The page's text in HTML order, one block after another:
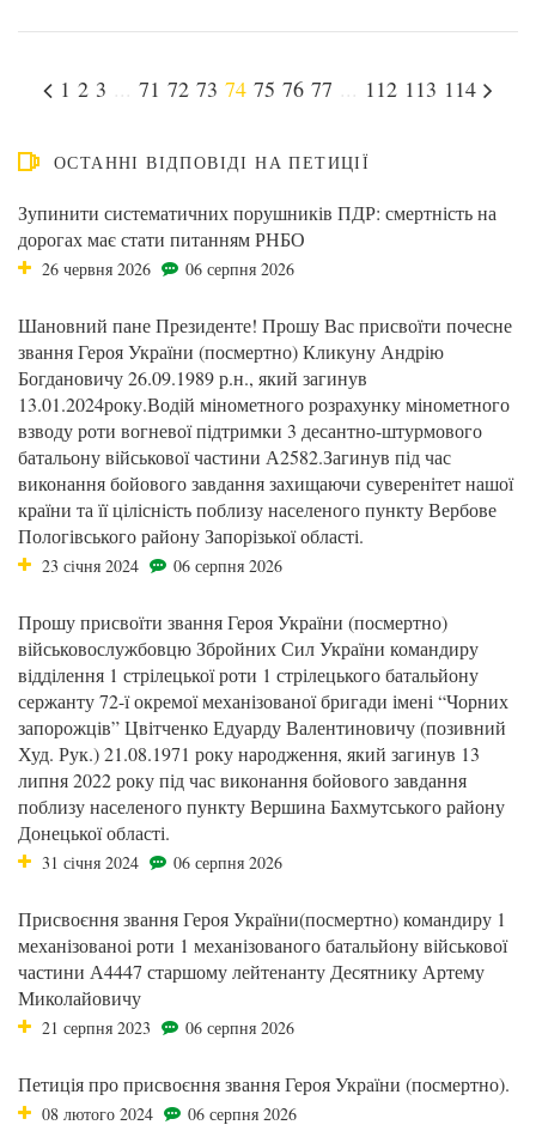
1 2 3 71 72 73 74 75 76 77 112 113 114
ОСТАННІ ВІДПОВІДІ НА ПЕТИЦІЇ
Зупинити систематичних порушників ПДР: смертність на
дорогах має стати питанням РНБО
26 червня 2026 06 серпня 2026
Шановний пане Президенте! Прошу Вас присвоїти почесне
звання Героя України (посмертно) Кликуну Андрію
Богдановичу 26.09.1989 р.н., який загинув
13.01.2024року.Водій мінометного розрахунку мінометного
взводу роти вогневої підтримки 3 десантно-штурмового
батальону військової частини А2582.Загинув під час
виконання бойового завдання захищаючи суверенітет нашої
країни та її цілісність поблизу населеного пункту Вербове
Пологівського району Запорізької області.
23 січня 2024 06 серпня 2026
Прошу присвоїти звання Героя України (посмертно)
військовослужбовцю Збройних Сил України командиру
відділення 1 стрілецької роти 1 стрілецького батальйону
сержанту 72-ї окремої механізованої бригади імені “Чорних
запорожців” Цвітченко Едуарду Валентиновичу (позивний
Худ. Рук.) 21.08.1971 року народження, який загинув 13
липня 2022 року під час виконання бойового завдання
поблизу населеного пункту Вершина Бахмутського району
Донецької області.
31 січня 2024 06 серпня 2026
Присвоєння звання Героя України(посмертно) командиру 1
механізованоі роти 1 механізованого батальйону військової
частини А4447 старшому лейтенанту Десятнику Артему
Миколайовичу
21 серпня 2023 06 серпня 2026
Петиція про присвоєння звання Героя України (посмертно).
08 лютого 2024 06 серпня 2026